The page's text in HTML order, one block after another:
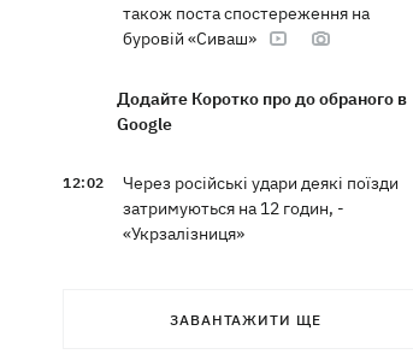
також поста спостереження на
буровій «Сиваш»
Додайте Коротко про до обраного в
Google
12:02
Через російські удари деякі поїзди
затримуються на 12 годин, -
«Укрзалізниця»
обіцянки щодо ракет для Patriot і що
ЗАВАНТАЖИТИ ЩЕ